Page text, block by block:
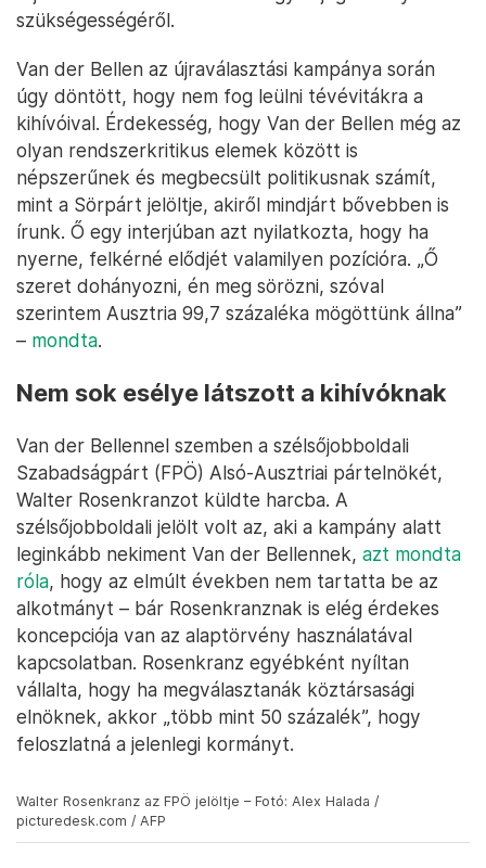
szükségességéről.
Van der Bellen az újraválasztási kampánya során
úgy döntött, hogy nem fog leülni tévévitákra a
kihívóival. Érdekesség, hogy Van der Bellen még az
olyan rendszerkritikus elemek között is
népszerűnek és megbecsült politikusnak számít,
mint a Sörpárt jelöltje, akiről mindjárt bővebben is
írunk. Ő egy interjúban azt nyilatkozta, hogy ha
nyerne, felkérné elődjét valamilyen pozícióra. „Ő
szeret dohányozni, én meg sörözni, szóval
szerintem Ausztria 99,7 százaléka mögöttünk állna”
– mondta.
Nem sok esélye látszott a kihívóknak
Van der Bellennel szemben a szélsőjobboldali
Szabadságpárt (FPÖ) Alsó-Ausztriai pártelnökét,
Walter Rosenkranzot küldte harcba. A
szélsőjobboldali jelölt volt az, aki a kampány alatt
leginkább nekiment Van der Bellennek, azt mondta
róla, hogy az elmúlt években nem tartatta be az
alkotmányt – bár Rosenkranznak is elég érdekes
koncepciója van az alaptörvény használatával
kapcsolatban. Rosenkranz egyébként nyíltan
vállalta, hogy ha megválasztanák köztársasági
elnöknek, akkor „több mint 50 százalék”, hogy
feloszlatná a jelenlegi kormányt.